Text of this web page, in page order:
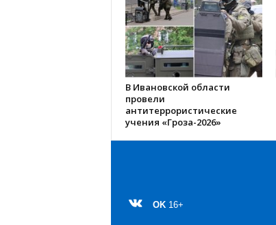
В Ивановской области
провели
антитеррористические
учения «Гроза-2026»
OK 16+